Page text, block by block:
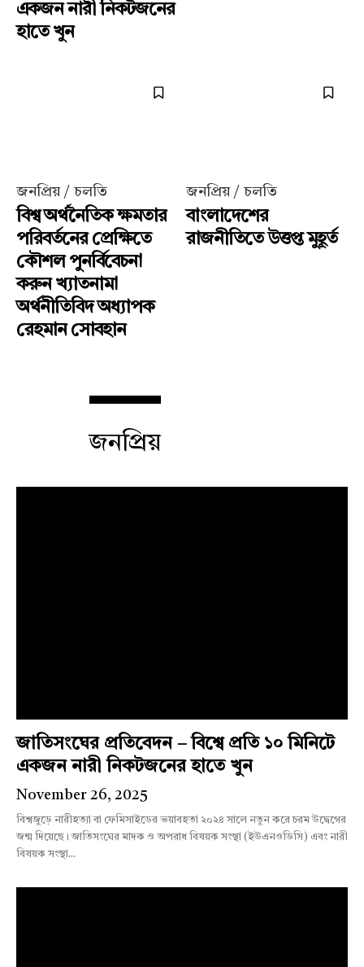
একজন নারী নিকটজনের
হাতে খুন
জনপ্রিয় / চলতি
বিশ্ব অর্থনৈতিক ক্ষমতার
পরিবর্তনের প্রেক্ষিতে
কৌশল পুনর্বিবেচনা
করুন খ্যাতনামা
অর্থনীতিবিদ অধ্যাপক
রেহমান সোবহান
জনপ্রিয় / চলতি
বাংলাদেশের
রাজনীতিতে উত্তপ্ত মুহূর্ত
জনপ্রিয়
জাতিসংঘের প্রতিবেদন – বিশ্বে প্রতি ১০ মিনিটে
একজন নারী নিকটজনের হাতে খুন
November 26, 2025
বিশ্বজুড়ে নারীহত্যা বা ফেমিসাইডের ভয়াবহতা ২০২৪ সালে নতুন করে চরম উদ্বেগের
জন্ম দিয়েছে। জাতিসংঘের মাদক ও অপরাধ বিষয়ক সংস্থা (ইউএনওডিসি) এবং নারী
বিষয়ক সংস্থা...